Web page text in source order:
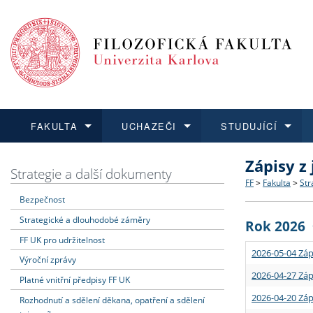
FAKULTA
Dozvědět se více
Struktura
Strategie
Podpora
UCHAZEČI
Podat přihlášku
Co
Učitelské
STUDUJÍCÍ
Dozvědět se více
Rigorózní
Dozvědět se více
O vědě a
Granty a
Dozvědět se více
Aktuální
Strategie a další dokumenty
Bezpečnost
Strategické a dlouhodobé záměry
FF UK pro udržitelnost
Výroční zprávy
Platné vnitřní předpisy FF UK
Rozhodnutí a sdělení děkana, opatření a sdělení
Zápisy
FF > Fakulta >
Rok 2026
2026-05-04
2026-04-27
2026-04-20